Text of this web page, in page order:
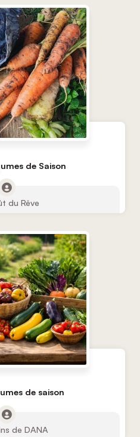
de Saison
du Rêve
de saison
de DANA